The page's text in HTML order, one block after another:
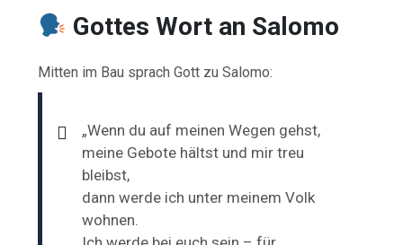
Gottes Wort an Salomo
Mitten im Bau sprach Gott zu Salomo:
„Wenn du auf meinen Wegen gehst,
meine Gebote hältst und mir treu
bleibst,
dann werde ich unter meinem Volk
wohnen.